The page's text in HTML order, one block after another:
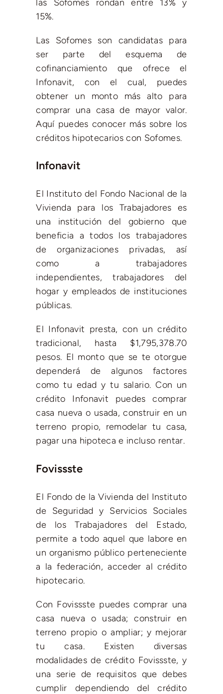
las Sofomes rondan entre 13% y
15%.
Las Sofomes son candidatas para
ser parte del esquema de
cofinanciamiento que ofrece el
Infonavit, con el cual, puedes
obtener un monto más alto para
comprar una casa de mayor valor.
Aquí puedes conocer más sobre los
créditos hipotecarios con Sofomes.
Infonavit
El Instituto del Fondo Nacional de la
Vivienda para los Trabajadores es
una institución del gobierno que
beneficia a todos los trabajadores
de organizaciones privadas, así
como a trabajadores
independientes, trabajadores del
hogar y empleados de instituciones
públicas.
El Infonavit presta, con un crédito
tradicional, hasta $1,795,378.70
pesos. El monto que se te otorgue
dependerá de algunos factores
como tu edad y tu salario. Con un
crédito Infonavit puedes comprar
casa nueva o usada, construir en un
terreno propio, remodelar tu casa,
pagar una hipoteca e incluso rentar.
Fovissste
El Fondo de la Vivienda del Instituto
de Seguridad y Servicios Sociales
de los Trabajadores del Estado,
permite a todo aquel que labore en
un organismo público perteneciente
a la federación, acceder al crédito
hipotecario.
Con Fovissste puedes comprar una
casa nueva o usada; construir en
terreno propio o ampliar; y mejorar
tu casa. Existen diversas
modalidades de crédito Fovissste, y
una serie de requisitos que debes
cumplir dependiendo del crédito